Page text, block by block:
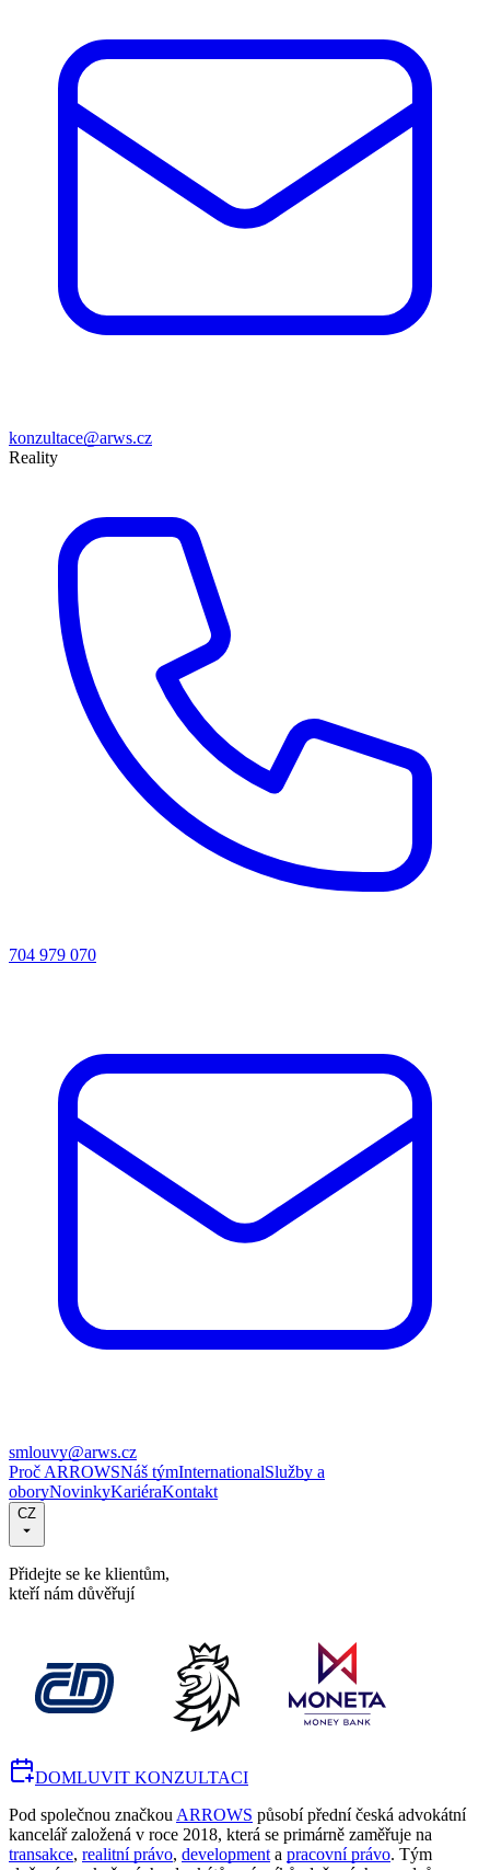
konzultace@arws.cz
Reality
704 979 070
smlouvy@arws.cz
Proč ARROWSNáš týmInternationalSlužby a
oboryNovinkyKariéraKontakt
CZ
Přidejte se ke klientům,
kteří nám důvěřují
DOMLUVIT KONZULTACI
Pod společnou značkou ARROWS působí přední česká advokátní
kancelář založená v roce 2018, která se primárně zaměřuje na
transakce, realitní právo, development a pracovní právo. Tým